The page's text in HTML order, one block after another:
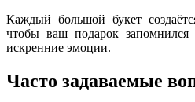
Каждый большой букет
чтобы ваш подарок
искренние эмоции.
Часто задаваемые